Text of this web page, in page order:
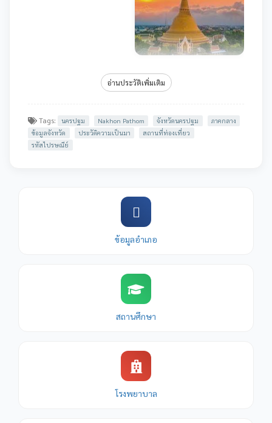
อ่านประวัติเพิ่มเติม
Tags: นครปฐม Nakhon Pathom จังหวัดนครปฐม
ภาคกลาง
ข้อมูลจังหวัด
ประวัติความเป็นมา
สถานที่ท่องเที่ยว
รหัสไปรษณีย์
ข้อมูลอำเภอ
สถานศึกษา
โรงพยาบาล